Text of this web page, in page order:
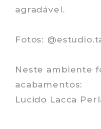
agradável.
Fotos:
Neste ambiente
acabamentos:
Lucido Lacca